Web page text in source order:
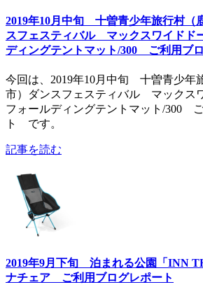
2019年10月中旬 十曽青少年旅行村（
スフェスティバル マックスワイド
ディングテントマット/300 ご利用ブ
今回は、2019年10月中旬 十曽青少年
市）ダンスフェスティバル マックス
フォールディングテントマット/300
ト です。
記事を読む
2019年9月下旬 泊まれる公園「INN
ナチェア ご利用ブログレポート